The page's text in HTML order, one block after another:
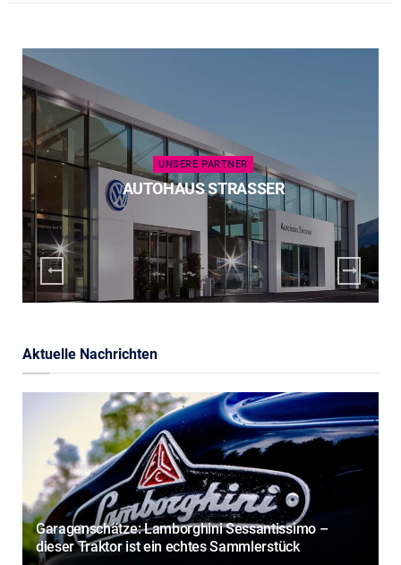
UNSERE PARTNER
AUTOHAUS STRASSER
Aktuelle Nachrichten
Garagenschätze: Lamborghini Sessantissimo –
dieser Traktor ist ein echtes Sammlerstück